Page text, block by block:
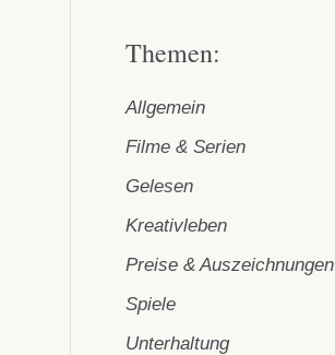
Themen:
Allgemein
Filme & Serien
Gelesen
Kreativleben
Preise & Auszeichnungen
Spiele
Unterhaltung